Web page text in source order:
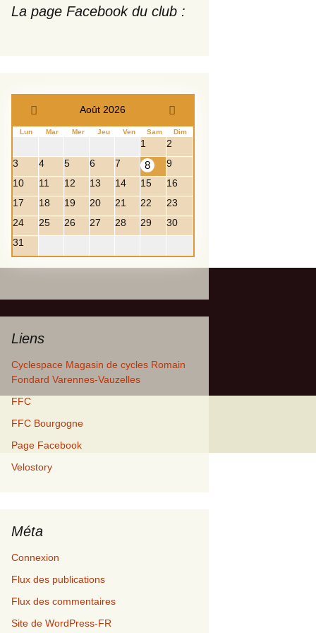
La page Facebook du club :
Août 2026
Lun Mar Mer Jeu Ven Sam Dim
1
2
3
4 5 6 7 8
9
10
11 12 13 14 15
16
17
18 19 20 21 22
23
24
25 26 27 28 29
30
31
Liens
Cyclespace Magasin de cycles Romain
Fondard Varennes-Vauzelles
FFC
FFC Bourgogne
Page Facebook
Velostory
Méta
Connexion
Flux des publications
Flux des commentaires
Site de WordPress-FR